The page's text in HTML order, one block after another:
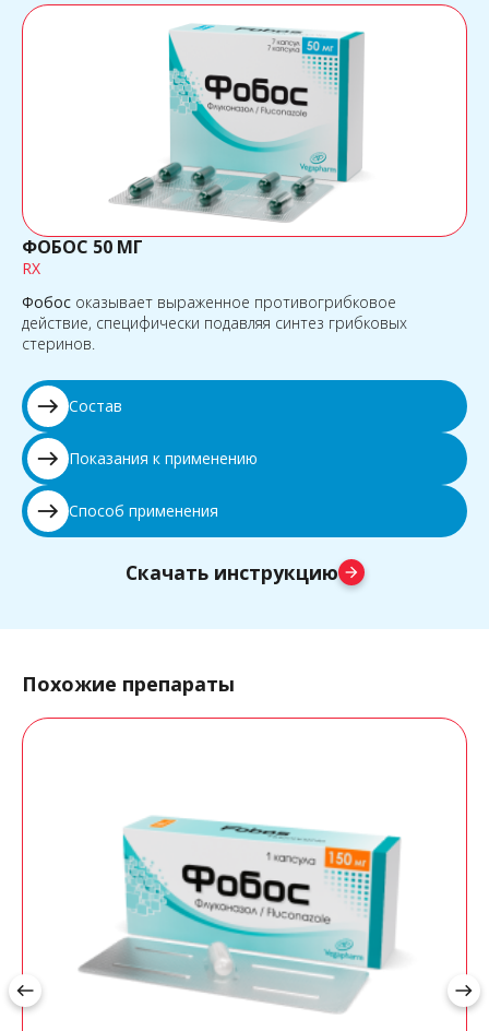
ФОБОС 50 МГ
RX
Фобос оказывает выраженное противогрибковое
действие, специфически подавляя синтез грибковых
стеринов.
east Состав
east Показания к применению
east Способ применения
Скачать инструкцию arrow_forward
Похожие препараты
west east